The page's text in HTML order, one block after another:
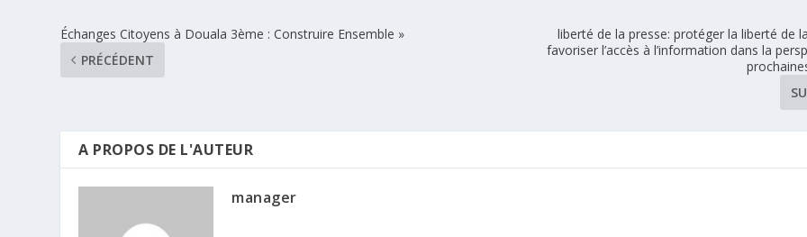
Échanges Citoyens à Douala 3ème : Construire Ensemble »
PRÉCÉDENT
liberté de la presse: protéger la liberté de
favoriser l’accès à l’information dans la
A PROPOS DE L'AUTEUR
manager